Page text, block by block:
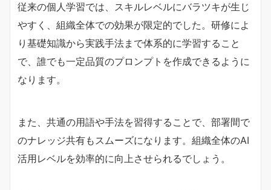
従来の個人学習では、スキルレベルにバラツキが生じ
やすく、組織全体での効果が限定的でした。研修によ
り基礎知識から実践手法まで体系的に学習すること
で、誰でも一定品質のプロンプトを作成できるように
なります。
また、共通の用語や手法を習得することで、部署間で
のナレッジ共有もスムーズになります。組織全体のAI
活用レベルを効率的に向上させられるでしょう。